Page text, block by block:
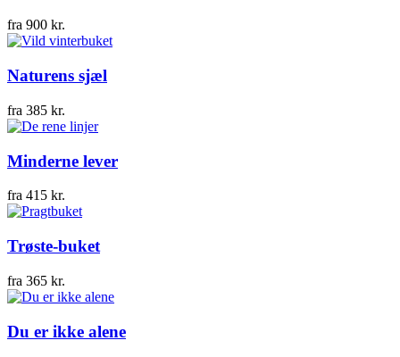
fra 900 kr.
Naturens sjæl
fra 385 kr.
Minderne lever
fra 415 kr.
Trøste-buket
fra 365 kr.
Du er ikke alene